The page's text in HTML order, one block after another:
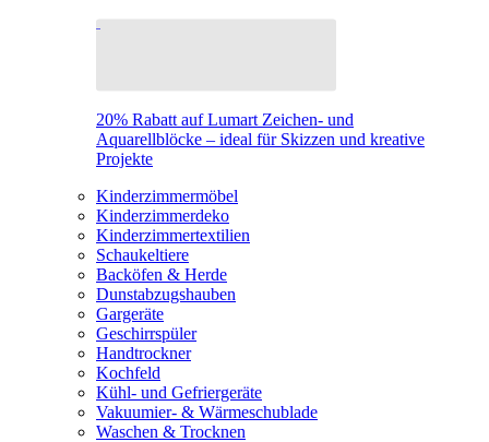
20% Rabatt auf Lumart Zeichen- und
Aquarellblöcke – ideal für Skizzen und kreative
Projekte
Kinderzimmermöbel
Kinderzimmerdeko
Kinderzimmertextilien
Schaukeltiere
Backöfen & Herde
Dunstabzugshauben
Gargeräte
Geschirrspüler
Handtrockner
Kochfeld
Kühl- und Gefriergeräte
Vakuumier- & Wärmeschublade
Waschen & Trocknen